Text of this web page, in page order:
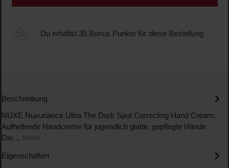
Du erhältst 35 Bonus Punkte für diese Bestellung
Beschreibung
NUXE Nuxuriance Ultra The Dark Spot Correcting Hand Cream:
Aufhellende Handcreme für jugendlich glatte, gepflegte Hände
Die… Mehr
Eigenschaften